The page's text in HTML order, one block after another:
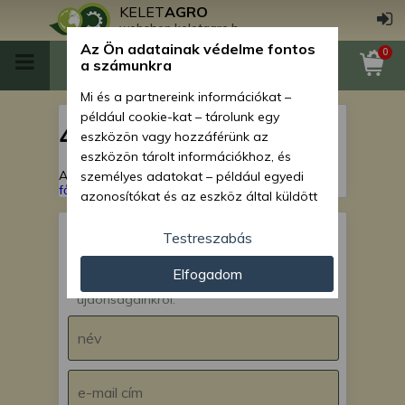
KELETAGRO
webshop.keletagro.hu
0
404
A keresett oldal nem található!Vissza a
főoldalra
IRATKOZZ FEL hírlevelünkre!
Értesülj akcióinkról,
újdonságainkról.
Az Ön adatainak védelme fontos
a számunkra
Mi és a partnereink információkat –
például cookie-kat – tárolunk egy
eszközön vagy hozzáférünk az
eszközön tárolt információkhoz, és
személyes adatokat – például egyedi
azonosítókat és az eszköz által küldött
személyre szabott hirdetések és
tartalom nyújtásához, hirdetés- és
tartalomméréshez, nézettségi adatok
gyűjtéséhez, valamint termékek
kifejlesztéséhez és a termékek
javításához. Az Ön engedélyével mi és a
módszerrel szerzett pontos geolokációs
adatokat és azonosítási információkat
Testreszabás
Elfogadom